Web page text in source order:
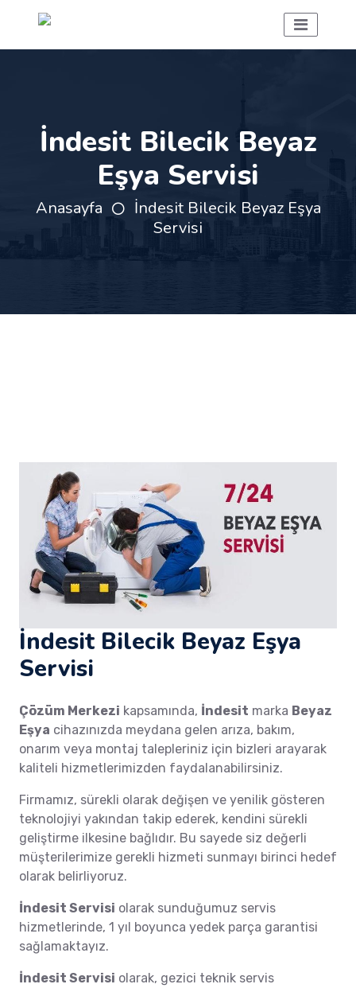
İndesit Bilecik Beyaz
Eşya Servisi
Anasayfa
İndesit Bilecik Beyaz Eşya
Servisi
İndesit Bilecik Beyaz Eşya
Servisi
Çözüm Merkezi kapsamında, İndesit marka Beyaz
Eşya cihazınızda meydana gelen arıza, bakım,
onarım veya montaj talepleriniz için bizleri arayarak
kaliteli hizmetlerimizden faydalanabilirsiniz.
Firmamız, sürekli olarak değişen ve yenilik gösteren
teknolojiyi yakından takip ederek, kendini sürekli
geliştirme ilkesine bağlıdır. Bu sayede siz değerli
müşterilerimize gerekli hizmeti sunmayı birinci hedef
olarak belirliyoruz.
İndesit Servisi olarak sunduğumuz servis
hizmetlerinde, 1 yıl boyunca yedek parça garantisi
sağlamaktayız.
İndesit Servisi olarak, gezici teknik servis